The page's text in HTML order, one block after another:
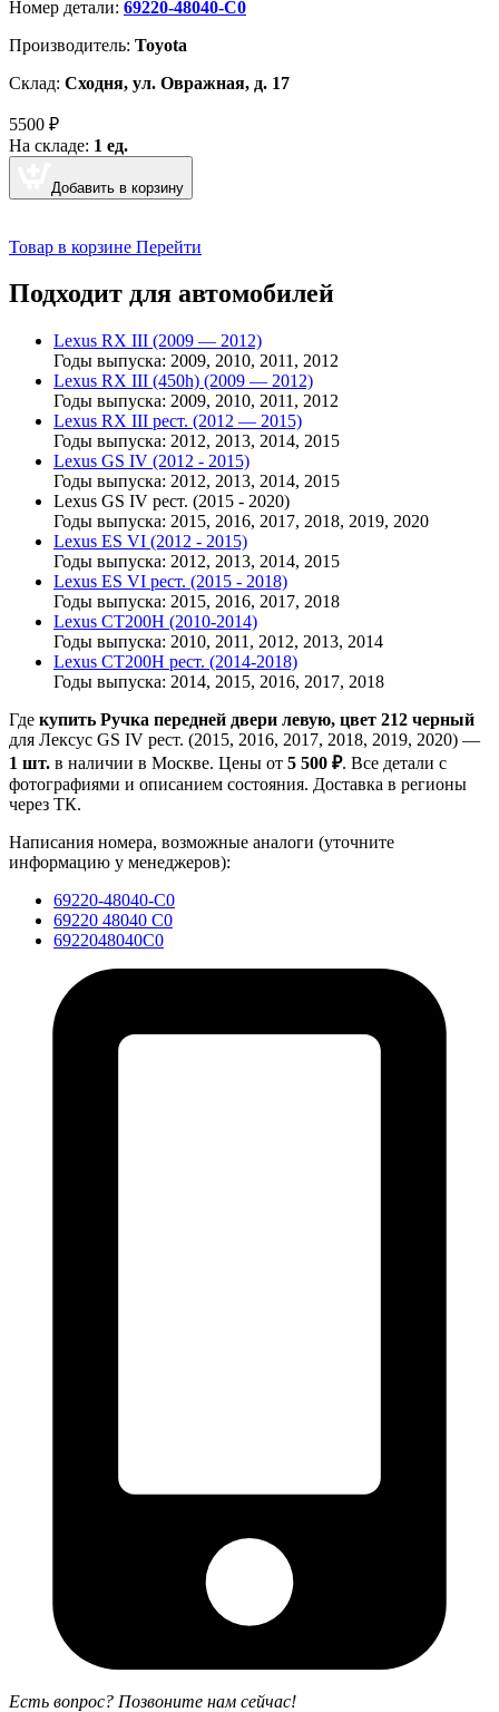
Номер детали: 69220-48040-C0
Производитель: Toyota
Склад: Сходня, ул. Овражная, д. 17
5500 ₽
На складе: 1 ед.
Добавить в корзину
Товар в корзине Перейти
Подходит для автомобилей
Lexus RX III (2009 — 2012)
Годы выпуска: 2009, 2010, 2011, 2012
Lexus RX III (450h) (2009 — 2012)
Годы выпуска: 2009, 2010, 2011, 2012
Lexus RX III рест. (2012 — 2015)
Годы выпуска: 2012, 2013, 2014, 2015
Lexus GS IV (2012 - 2015)
Годы выпуска: 2012, 2013, 2014, 2015
Lexus GS IV рест. (2015 - 2020)
Годы выпуска: 2015, 2016, 2017, 2018, 2019, 2020
Lexus ES VI (2012 - 2015)
Годы выпуска: 2012, 2013, 2014, 2015
Lexus ES VI рест. (2015 - 2018)
Годы выпуска: 2015, 2016, 2017, 2018
Lexus CT200H (2010-2014)
Годы выпуска: 2010, 2011, 2012, 2013, 2014
Lexus CT200H рест. (2014-2018)
Годы выпуска: 2014, 2015, 2016, 2017, 2018
Где купить Ручка передней двери левую, цвет 212 черный
для Лексус GS IV рест. (2015, 2016, 2017, 2018, 2019, 2020) —
1 шт. в наличии в Москве. Цены от 5 500 ₽. Все детали с
фотографиями и описанием состояния. Доставка в регионы
через ТК.
Написания номера, возможные аналоги (уточните
информацию у менеджеров):
69220-48040-C0
69220 48040 C0
6922048040C0
Есть вопрос? Позвоните нам сейчас!